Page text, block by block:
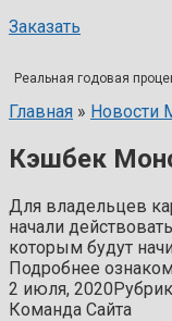
Заказать
Реальная годовая
Главная » Новости
Кэшбек
Для владельцев
начали
которым будут
Подробнее
2 июля, 2020
Команда Сайта